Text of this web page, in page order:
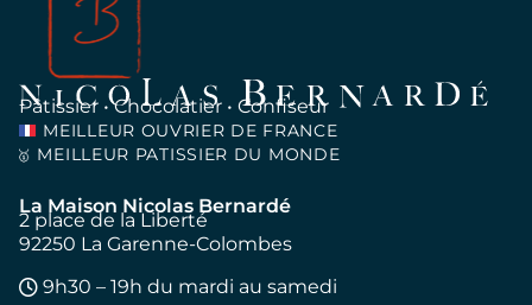
Pâtissier • Chocolatier • Confiseur
MEILLEUR OUVRIER DE FRANCE
🥇 MEILLEUR PATISSIER DU MONDE
La Maison Nicolas Bernardé
2 place de la Liberté
92250 La Garenne-Colombes
9h30 – 19h du mardi au samedi